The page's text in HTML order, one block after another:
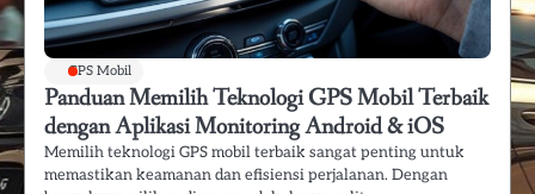
GPS Mobil
Panduan Memilih Teknologi GPS Mobil Terbaik
dengan Aplikasi Monitoring Android & iOS
Memilih teknologi GPS mobil terbaik sangat penting untuk
memastikan keamanan dan efisiensi perjalanan. Dengan